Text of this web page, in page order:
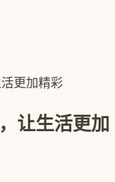
更加精彩
让生活更加